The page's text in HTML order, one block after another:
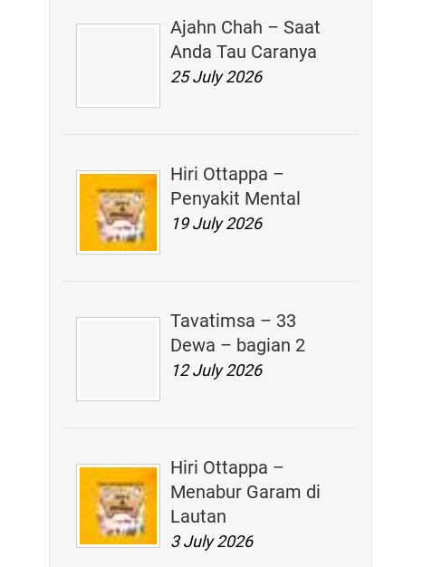
Ajahn Chah – Saat
Anda Tau Caranya
25 July 2026
Hiri Ottappa –
Penyakit Mental
19 July 2026
Tavatimsa – 33
Dewa – bagian 2
12 July 2026
Hiri Ottappa –
Menabur Garam di
Lautan
3 July 2026